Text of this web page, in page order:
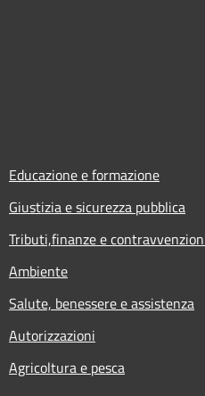
Educazione e formazione
Giustizia e sicurezza pubblica
Tributi,finanze e
Ambiente
Salute, benessere e assistenza
Autorizzazioni
Agricoltura e pesca